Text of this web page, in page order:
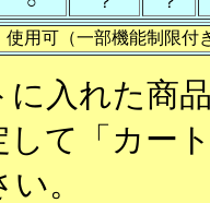
用可（一部機能制限
に入れた商
して「カー
。